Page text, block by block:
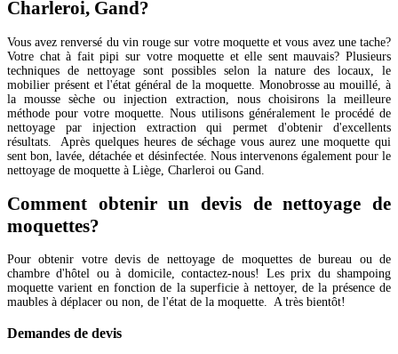
Charleroi, Gand?
Vous avez renversé du vin rouge sur votre moquette et vous avez une tache?
Votre chat à fait pipi sur votre moquette et elle sent mauvais? Plusieurs
techniques de nettoyage sont possibles selon la nature des locaux, le
mobilier présent et l'état général de la moquette. Monobrosse au mouillé, à
la mousse sèche ou injection extraction, nous choisirons la meilleure
méthode pour votre moquette. Nous utilisons généralement le procédé de
nettoyage par injection extraction qui permet d'obtenir d'excellents
résultats. Après quelques heures de séchage vous aurez une moquette qui
sent bon, lavée, détachée et désinfectée. Nous intervenons également pour le
nettoyage de moquette à Liège, Charleroi ou Gand.
Comment obtenir un devis de nettoyage de
moquettes?
Pour obtenir votre devis de nettoyage de moquettes de bureau ou de
chambre d'hôtel ou à domicile, contactez-nous! Les prix du shampoing
moquette varient en fonction de la superficie à nettoyer, de la présence de
maubles à déplacer ou non, de l'état de la moquette. A très bientôt!
Demandes de devis